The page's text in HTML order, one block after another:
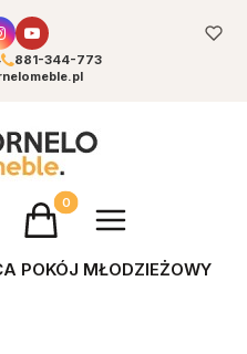
881-344-773
Produkty w koszyku: 0.
POKÓJ MŁODZIEŻOWY